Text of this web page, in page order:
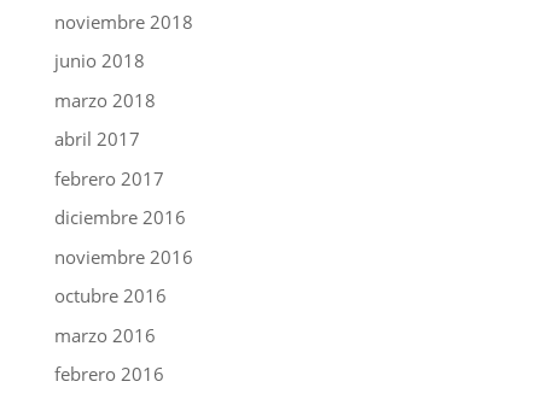
noviembre 2018
junio 2018
marzo 2018
abril 2017
febrero 2017
diciembre 2016
noviembre 2016
octubre 2016
marzo 2016
febrero 2016